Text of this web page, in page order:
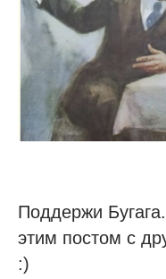
Поддержи
этим постом с
:)